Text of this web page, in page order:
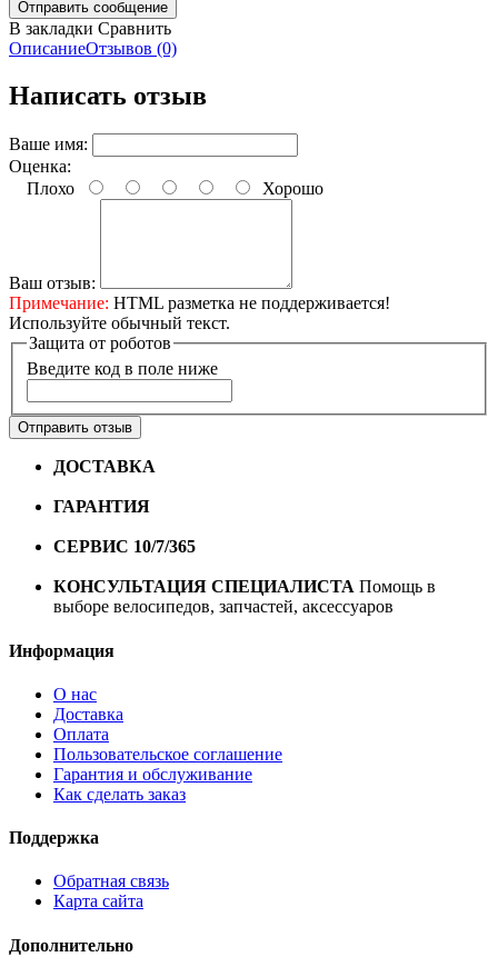
В закладки Сравнить
ОписаниеОтзывов (0)
Написать отзыв
Ваше имя:
Оценка:
Плохо
Хорошо
Ваш отзыв:
Примечание: HTML разметка не поддерживается!
Используйте обычный текст.
Защита от роботов
Введите код в поле ниже
Отправить отзыв
ДОСТАВКА
ГАРАНТИЯ
СЕРВИС 10/7/365
КОНСУЛЬТАЦИЯ СПЕЦИАЛИСТА Помощь в
выборе велосипедов, запчастей, аксессуаров
Информация
О нас
Доставка
Оплата
Пользовательское соглашение
Гарантия и обслуживание
Как сделать заказ
Поддержка
Обратная связь
Карта сайта
Дополнительно